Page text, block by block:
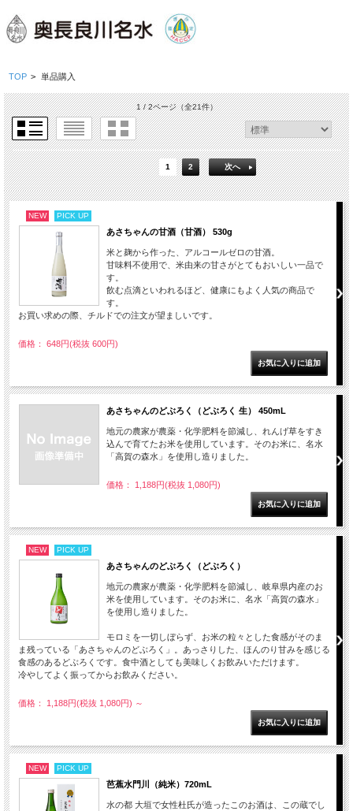
TOP > 単品購入
1 / 2ページ（全21件）
1 2 次へ
NEW PICK UP
あさちゃんの甘酒（甘酒） 530g
米と麹から作った、アルコールゼロの甘酒。
甘味料不使用で、米由来の甘さがとてもおいしい一品で
す。
飲む点滴といわれるほど、健康にもよく人気の商品で
す。
お買い求めの際、チルドでの注文が望ましいです。
価格： 648円(税抜 600円)
あさちゃんのどぶろく（どぶろく 生） 450mL
地元の農家が農薬・化学肥料を節減し、れんげ草をすき
込んで育てたお米を使用しています。そのお米に、名水
「高賀の森水」を使用し造りました。
価格： 1,188円(税抜 1,080円)
NEW PICK UP
あさちゃんのどぶろく（どぶろく）
地元の農家が農薬・化学肥料を節減し、岐阜県内産のお
米を使用しています。そのお米に、名水「高賀の森水」
を使用し造りました。
モロミを一切しぼらず、お米の粒々とした食感がそのま
ま残っている「あさちゃんのどぶろく」。あっさりした、ほんのり甘みを感じる
食感のあるどぶろくです。食中酒としても美味しくお飲みいただけます。
冷やしてよく振ってからお飲みください。
価格： 1,188円(税抜 1,080円) ～
NEW PICK UP
芭蕉水門川（純米）720mL
水の都 大垣で女性杜氏が造ったこのお酒は、この蔵でし